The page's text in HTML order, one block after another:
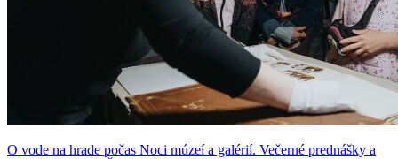
O vode na hrade počas Noci múzeí a galérií. Večerné prednášky a